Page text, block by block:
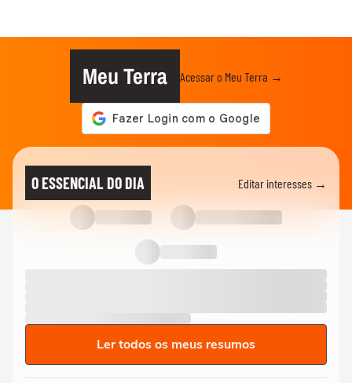
Meu Terra Acessar o Meu Terra →
O ESSENCIAL DO DIA Editar interesses →
Ler todos os meus resumos